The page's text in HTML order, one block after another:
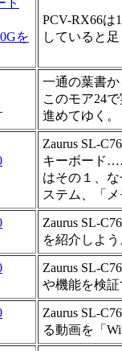
ド
を
PCV-RX66は
していると
一通の葉書
このモア24
進めてゆく。
Zaurus SL-
キーボード
はその１、
ステム、「
Zaurus SL-
を紹介しよ
Zaurus SL-
や機能を検
Zaurus SL-
る動画を「